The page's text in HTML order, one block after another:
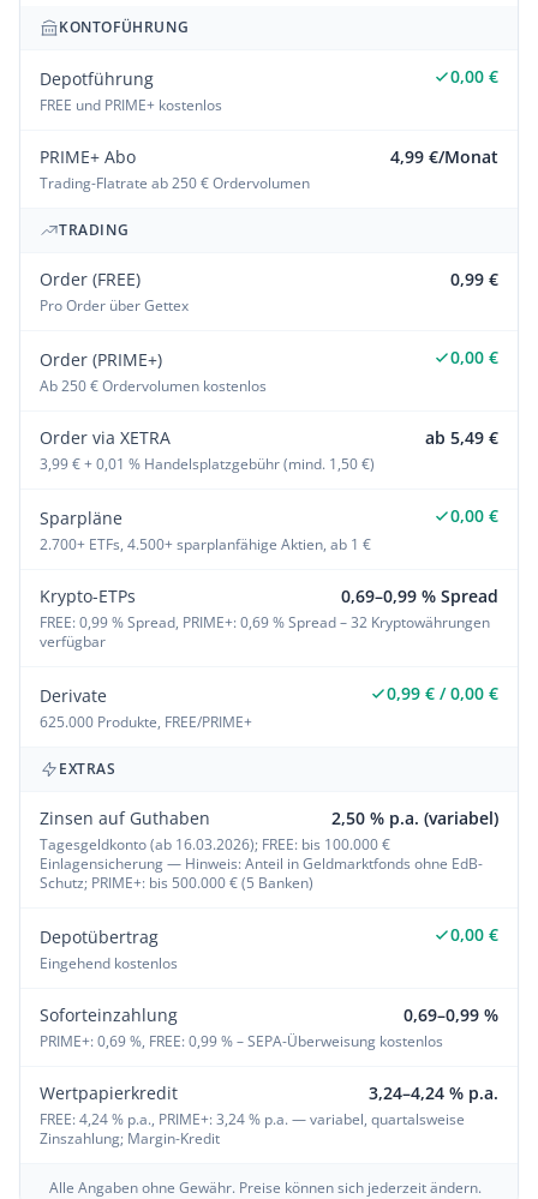
KONTOFÜHRUNG
Depotführung 0,00 €
FREE und PRIME+ kostenlos
PRIME+ Abo 4,99 €/Monat
Trading-Flatrate ab 250 € Ordervolumen
TRADING
Order (FREE) 0,99 €
Pro Order über Gettex
Order (PRIME+) 0,00 €
Ab 250 € Ordervolumen kostenlos
Order via XETRA ab 5,49 €
3,99 € + 0,01 % Handelsplatzgebühr (mind. 1,50 €)
Sparpläne 0,00 €
2.700+ ETFs, 4.500+ sparplanfähige Aktien, ab 1 €
Krypto-ETPs 0,69–0,99 % Spread
FREE: 0,99 % Spread, PRIME+: 0,69 % Spread – 32 Kryptowährungen
verfügbar
Derivate 0,99 € / 0,00 €
625.000 Produkte, FREE/PRIME+
EXTRAS
Zinsen auf Guthaben 2,50 % p.a. (variabel)
Tagesgeldkonto (ab 16.03.2026); FREE: bis 100.000 €
Einlagensicherung — Hinweis: Anteil in Geldmarktfonds ohne EdB-
Schutz; PRIME+: bis 500.000 € (5 Banken)
Depotübertrag 0,00 €
Eingehend kostenlos
Soforteinzahlung 0,69–0,99 %
PRIME+: 0,69 %, FREE: 0,99 % – SEPA-Überweisung kostenlos
Wertpapierkredit 3,24–4,24 % p.a.
FREE: 4,24 % p.a., PRIME+: 3,24 % p.a. — variabel, quartalsweise
Zinszahlung; Margin-Kredit
Alle Angaben ohne Gewähr. Preise können sich jederzeit ändern.